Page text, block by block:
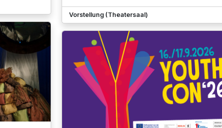
Vorstellung (Theatersaal)